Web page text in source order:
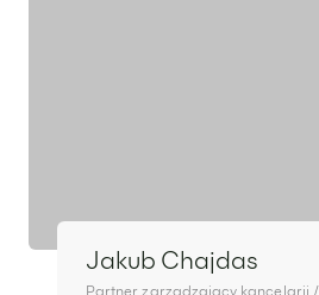
Jakub Chajdas